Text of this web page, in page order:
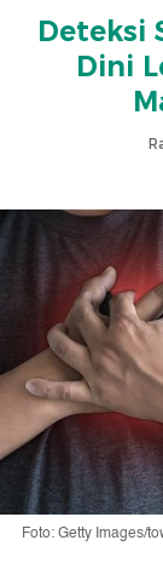
Deteksi
Dini
Foto: Getty Images/